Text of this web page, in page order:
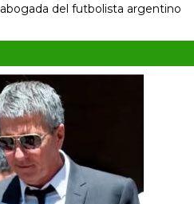
abogada del futbolista argentino